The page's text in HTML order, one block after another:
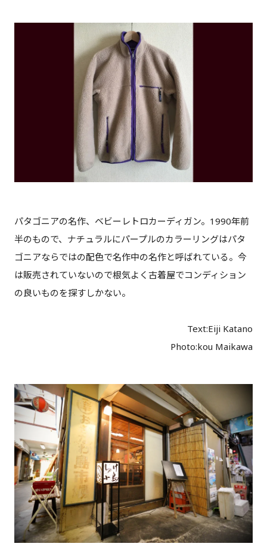
パタゴニアの名作、ベビーレトロカーディガン。1990年前
半のもので、ナチュラルにパープルのカラーリングはパタ
ゴニアならではの配色で名作中の名作と呼ばれている。今
は販売されていないので根気よく古着屋でコンディション
の良いものを探すしかない。
Text:Eiji Katano
Photo:kou Maikawa